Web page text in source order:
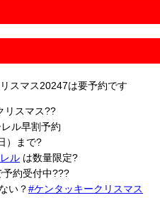
スマス20247は要予約です
リスマス??
ル早割予約
）まで?
ル は数量限定?
予約受付中???
い？#ケンタッキークリスマス